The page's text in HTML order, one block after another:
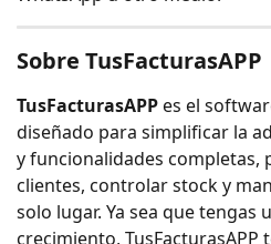
Sobre TusFacturasAPP
TusFacturasAPP es el
diseñado para simplificar la
y funcionalidades
clientes, controlar stock y
solo lugar. Ya sea que
crecimiento,